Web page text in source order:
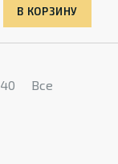
В КОРЗИНУ
40 Все